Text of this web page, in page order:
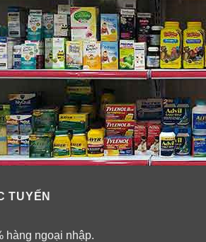
TUYẾN
hàng ngoại nhập.